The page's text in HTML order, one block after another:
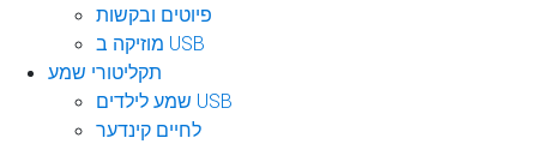
פיוטים ובקשות
מוזיקה ב USB
תקליטורי שמע
שמע לילדים USB
לחיים קינדער